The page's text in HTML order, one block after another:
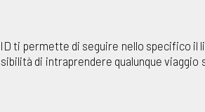
ti permette di seguire nello specifico il
di intraprendere qualunque viaggio